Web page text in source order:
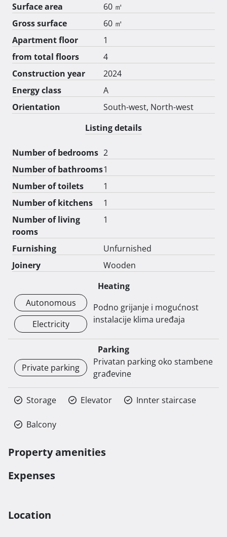
Za sve dodatne informacije o ovoj iznimnoj nekretnini i
detalje o opremljenosti i uvjetima, posjetite:
mc-living.hr/zamet-plus
Surface area
60 ㎡
Gross surface
60 ㎡
Apartment floor
1
from total floors
4
Construction year
2024
Energy class
A
Orientation
South-west, North-west
Listing details
Number of bedrooms 2
Number of bathrooms1
Number of toilets
1
Number of kitchens
1
Number of living
rooms
1
Furnishing
Unfurnished
Joinery
Wooden
Heating
Autonomous
Electricity
Podno grijanje i mogućnost
instalacije klima uređaja
Parking
Private parking
Privatan parking oko stambene
građevine
Storage Elevator Innter staircase
Balcony
Property amenities
Expenses
Location